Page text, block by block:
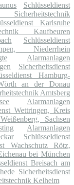
Schlüsseldienst
Sicherheitstechnik
Karlsruhe
Kaufbeuren
Schlüsseldienst
Niederrhein
Alarmanlagen
Sicherheitsdienst
Hamburg-
an der Donau
Amtsberg
Alarmanlagen
Wettringen, Kreis
Sachsen
Alarmanlagen
Schlüsseldienst
Wachschutz Rötz,
bei München
Breisach am
Sicherheitsdienst
Kelheim